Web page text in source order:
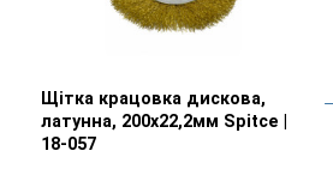
Перегляд товару
Щітка крацовка дискова,
латунна, 200х22,2мм Spitce |
18-057